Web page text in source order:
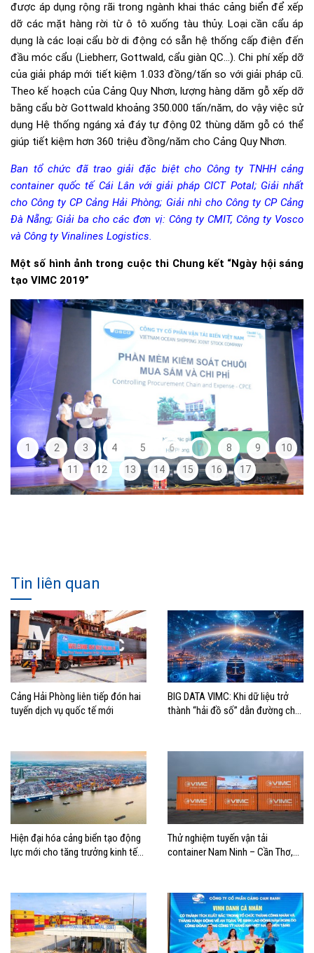
được áp dụng rộng rãi trong ngành khai thác cảng biển để xếp
dỡ các mặt hàng rời từ ô tô xuống tàu thủy. Loại cần cẩu áp
dụng là các loại cẩu bờ di động có sẵn hệ thống cấp điện đến
đầu móc cẩu (Liebherr, Gottwald, cẩu giàn QC…). Chi phí xếp dỡ
của giải pháp mới tiết kiệm 1.033 đồng/tấn so với giải pháp cũ.
Theo kế hoạch của Cảng Quy Nhơn, lượng hàng dăm gỗ xếp dỡ
bằng cẩu bờ Gottwald khoảng 350.000 tấn/năm, do vậy việc sử
dụng Hệ thống ngáng xả đáy tự động 02 thùng dăm gỗ có thể
giúp tiết kiệm hơn 360 triệu đồng/năm cho Cảng Quy Nhơn.
Ban tổ chức đã trao giải đặc biệt cho Công ty TNHH cảng
container quốc tế Cái Lân với giải pháp CICT Potal; Giải nhất
cho Công ty CP Cảng Hải Phòng; Giải nhì cho Công ty CP Cảng
Đà Nẵng; Giải ba cho các đơn vị: Công ty CMIT, Công ty Vosco
và Công ty Vinalines Logistics.
Một số hình ảnh trong cuộc thi Chung kết “Ngày hội sáng
tạo VIMC 2019”
1 2 3 4 5 6 7 8 9
10
11
12 13 14 15 16 17
Tin liên quan
Cảng Hải Phòng liên tiếp đón hai
tuyến dịch vụ quốc tế mới
BIG DATA VIMC: Khi dữ liệu trở
thành “hải đồ số” dẫn đường cho
Hiện đại hóa cảng biển tạo động
lực mới cho tăng trưởng kinh tế
Thử nghiệm tuyến vận tải
container Nam Ninh – Cần Thơ,